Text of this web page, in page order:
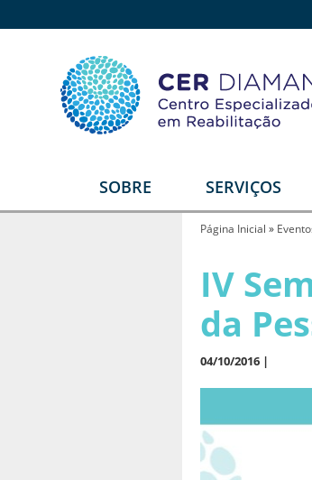
SOBRE
Video institucional
SERVIÇOS
Reabilitação
Reabilitação
Reabilitação
Serviços
Órtese e
Página Inicial »
IV
da
04/10/2016 |